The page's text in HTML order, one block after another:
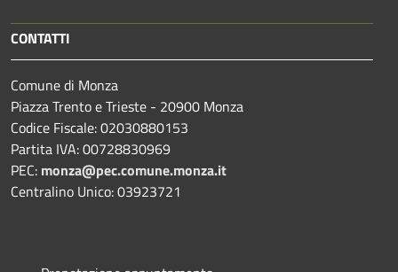
CONTATTI
Comune di Monza
Piazza Trento e Trieste - 20900 Monza
Codice Fiscale: 02030880153
Partita IVA: 00728830969
PEC: monza@pec.comune.monza.it
Centralino Unico: 03923721